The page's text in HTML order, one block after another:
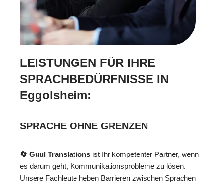
LEISTUNGEN FÜR IHRE
SPRACHBEDÜRFNISSE IN
Eggolsheim:
SPRACHE OHNE GRENZEN
🔄 Guul Translations ist Ihr kompetenter Partner, wenn
es darum geht, Kommunikationsprobleme zu lösen.
Unsere Fachleute heben Barrieren zwischen Sprachen